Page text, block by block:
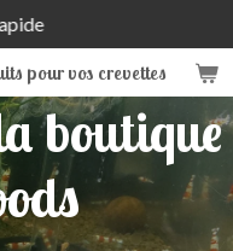
pour vos crevettes
boutique